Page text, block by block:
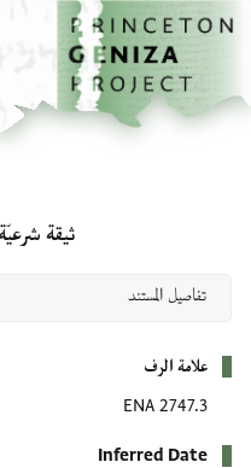
إلى المحتوى الرئيسي
الرئيسية
ثيقة شرعيّة
علامة الرف
ENA 2747.3
Inferred Date